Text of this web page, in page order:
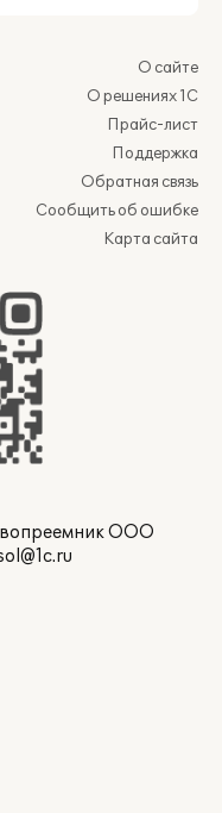
О сайте
О решениях 1С
Прайс-лист
Поддержка
Обратная связь
Сообщить об ошибке
Карта сайта
ООО